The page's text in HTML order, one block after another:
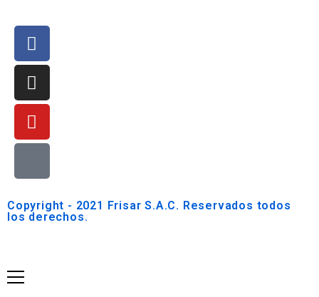
Copyright - 2021 Frisar S.A.C. Reservados todos
los derechos.